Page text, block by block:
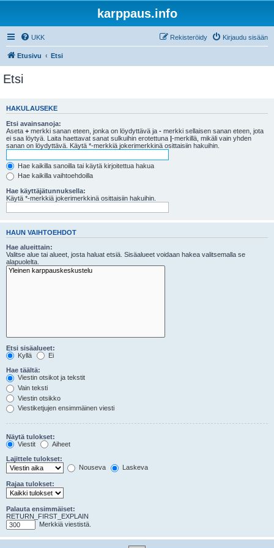
karppaus.info
UKK Kirjaudu sisään
Rekisteröidy
Etusivu Etsi
Etsi
HAKULAUSEKE
Etsi avainsanoja:
Aseta + merkki sanan eteen, jonka on löydyttävä ja - merkki sellaisen sanan eteen, jota
ei saa löytyä. Laita haettavat sanat sulkuihin erotettuna |-merkillä, mikäli vain yhden
sanan on löydyttävä. Käytä *-merkkiä jokerimerkkinä osittaisiin hakuihin.
Hae kaikilla sanoilla tai käytä kirjoitettua hakua
Hae kaikilla vaihtoehdoilla
Hae käyttäjätunnuksella:
Käytä *-merkkiä jokerimerkkinä osittaisiin hakuihin.
HAUN VAIHTOEHDOT
Hae alueittain:
Valitse alue tai alueet, josta haluat etsiä. Sisäalueet voidaan hakea valitsemalla se
alapuolelta.
Etsi sisäalueet:
Kyllä
Ei
Hae täältä:
Viestin otsikot ja tekstit
Vain teksti
Viestin otsikko
Viestiketjujen ensimmäinen viesti
Näytä tulokset:
Viestit
Aiheet
Lajittele tulokset:
Nouseva
Laskeva
Rajaa tulokset:
Palauta ensimmäiset:
RETURN_FIRST_EXPLAIN
Merkkiä viestistä.